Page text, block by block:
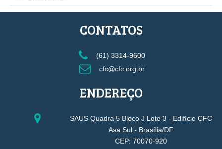
CONTATOS
(61) 3314-9600
cfc@cfc.org.br
ENDEREÇO
SAUS Quadra 5 Bloco J Lote 3 - Edifício CFC
Asa Sul - Brasília/DF
CEP: 70070-920